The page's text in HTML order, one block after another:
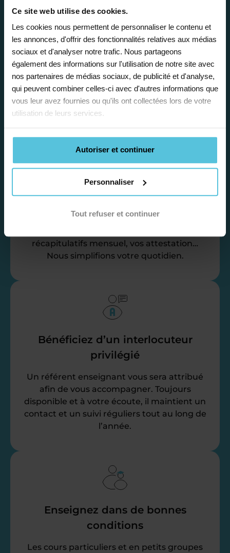
Ce site web utilise des cookies.
Les cookies nous permettent de personnaliser le contenu et
les annonces, d'offrir des fonctionnalités relatives aux médias
sociaux et d'analyser notre trafic. Nous partageons
également des informations sur l'utilisation de notre site avec
nos partenaires de médias sociaux, de publicité et d'analyse,
qui peuvent combiner celles-ci avec d'autres informations que
vous leur avez fournies ou qu'ils ont collectées lors de votre
utilisation de leurs services.
Autoriser et continuer
Personnaliser
Tout refuser et continuer
Enseignez près de chez vous, selon
vos horaires
Afin de garantir le meilleur
accompagnement, nous organisons votre
emploi du temps en fonction de votre profil,
vos disponibilités et votre flexibilité.
Déléguez vos tâches
administratives
pour vous ! De la recherche de famille
récapitulatifs mensuel, vos attestation…
Nous simplifions votre quotidien.
Bénéficiez d’un interlocuteur
privilégié
Un référent enseignant vous sera attribué
afin de vous accompagner. Toujours
disponible et à votre écoute, il maintient un
contact et un suivi réguliers tout au long de
l’année.
Enseignez dans de bonnes
conditions
Les cours particuliers et en petits groupes